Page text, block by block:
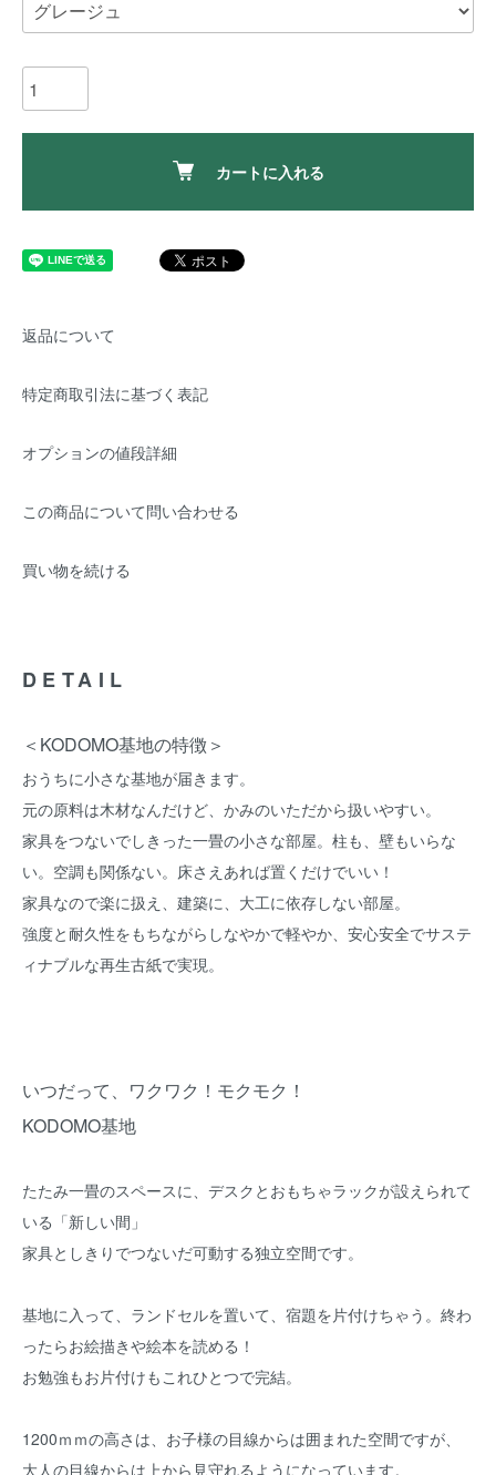
カートに入れる
返品について
特定商取引法に基づく表記
オプションの値段詳細
この商品について問い合わせる
買い物を続ける
DETAIL
＜KODOMO基地の特徴＞
おうちに小さな基地が届きます。
元の原料は木材なんだけど、かみのいただから扱いやすい。
家具をつないでしきった一畳の小さな部屋。柱も、壁もいらな
い。空調も関係ない。床さえあれば置くだけでいい！
家具なので楽に扱え、建築に、大工に依存しない部屋。
強度と耐久性をもちながらしなやかで軽やか、安心安全でサステ
ィナブルな再生古紙で実現。
いつだって、ワクワク！モクモク！
KODOMO基地
たたみ一畳のスペースに、デスクとおもちゃラックが設えられて
いる「新しい間」
家具としきりでつないだ可動する独立空間です。
基地に入って、ランドセルを置いて、宿題を片付けちゃう。終わ
ったらお絵描きや絵本を読める！
お勉強もお片付けもこれひとつで完結。
1200ｍｍの高さは、お子様の目線からは囲まれた空間ですが、
大人の目線からは上から見守れるようになっています。